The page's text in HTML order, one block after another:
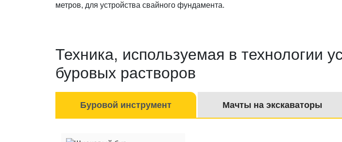
метров, для устройства свайного фундамента.
Техника, используемая в технологии
буровых растворов
Буровой инструмент Мачты на экскаваторы